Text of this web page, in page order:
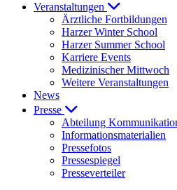
Veranstaltungen
Ärztliche Fortbildungen
Harzer Winter School
Harzer Summer School
Karriere Events
Medizinischer Mittwoch
Weitere Veranstaltungen
News
Presse
Abteilung
Informationsmaterialien
Pressefotos
Pressespiegel
Presseverteiler